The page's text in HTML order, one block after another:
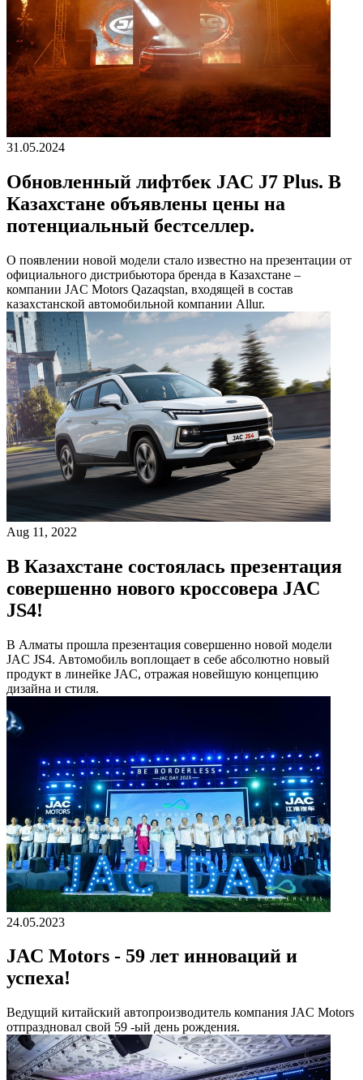
31.05.2024
Обновленный лифтбек JAC J7 Plus. В
Казахстане объявлены цены на
потенциальный бестселлер.
О появлении новой модели стало известно на презентации от
официального дистрибьютора бренда в Казахстане –
компании JAC Motors Qazaqstan, входящей в состав
казахстанской автомобильной компании Allur.
Aug 11, 2022
В Казахстане состоялась презентация
совершенно нового кроссовера JAC
JS4!
В Алматы прошла презентация совершенно новой модели
JAC JS4. Автомобиль воплощает в себе абсолютно новый
продукт в линейке JAC, отражая новейшую концепцию
дизайна и стиля.
24.05.2023
JAC Motors - 59 лет инноваций и
успеха!
Ведущий китайский автопроизводитель компания JAC Motors
отпраздновал свой 59 -ый день рождения.